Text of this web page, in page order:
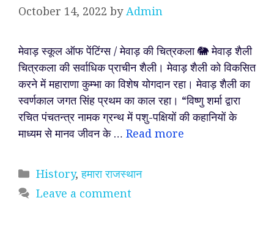
October 14, 2022 byAdmin
मेवाड़ स्कूल ऑफ पेंटिंग्स / मेवाड़ की चित्रकला 🐘 मेवाड़ शैली
चित्रकला की सर्वाधिक प्राचीन शैली। मेवाड़ शैली को विकसित
करने में महाराणा कुम्भा का विशेष योगदान रहा। मेवाड़ शैली का
स्वर्णकाल जगत सिंह प्रथम का काल रहा। “विष्णु शर्मा द्वारा
रचित पंचतन्त्र नामक ग्रन्थ में पशु-पक्षियों की कहानियों के
माध्यम से मानव जीवन के … Read more
Categories
History,हमारा राजस्थान
Leave a comment